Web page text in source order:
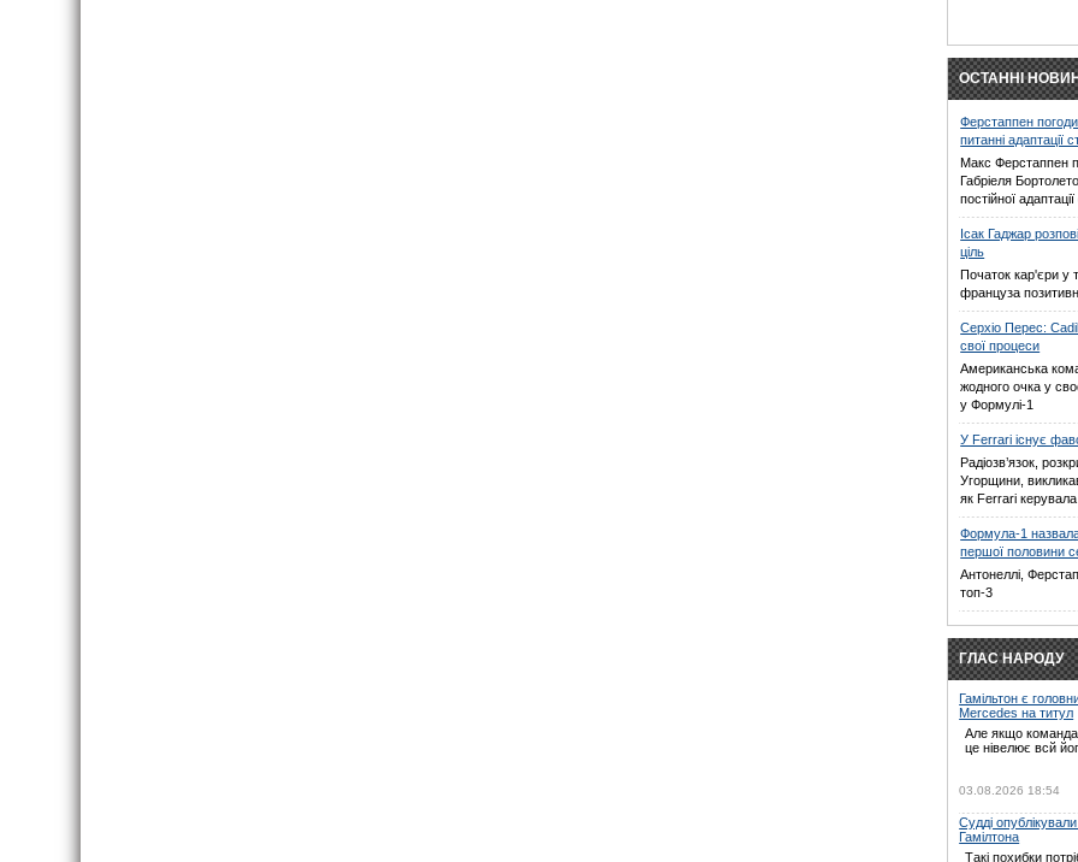
ОСТАННІ
Ферстаппен
питанні адаптації
Макс Ферстаппен
Габріеля
постійної
Ісак Гаджар
ціль
Початок кар'єри у
француза
Серхіо Перес:
свої процеси
Американська
жодного очка у
у Формулі-1
У Ferrari існує
Радіозв’язок,
Угорщини,
як Ferrari
Формула-1
першої половини
Антонеллі,
топ-3
ГЛАС НАРОДУ
Гамільтон є
Mercedes на титул
Але якщо команда
це нівелює всй
03.08.2026 18:54
Судді
Гамілтона
Такі похибки